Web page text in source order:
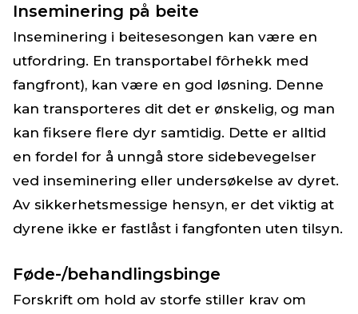
Inseminering på beite
Inseminering i beitesesongen kan være en
utfordring. En transportabel fôrhekk med
fangfront), kan være en god løsning. Denne
kan transporteres dit det er ønskelig, og man
kan fiksere flere dyr samtidig. Dette er alltid
en fordel for å unngå store sidebevegelser
ved inseminering eller undersøkelse av dyret.
Av sikkerhetsmessige hensyn, er det viktig at
dyrene ikke er fastlåst i fangfonten uten tilsyn.
Føde-/behandlingsbinge
Forskrift om hold av storfe stiller krav om